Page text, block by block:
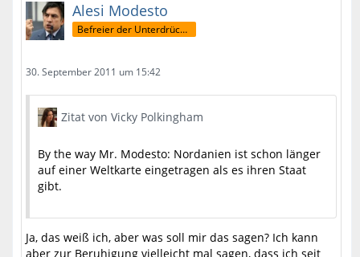
Alesi Modesto
Befreier der Unterdrückten
30. September 2011 um 15:42
Zitat von Vicky Polkingham
By the way Mr. Modesto: Nordanien ist schon länger
auf einer Weltkarte eingetragen als es ihren Staat
gibt.
Ja, das weiß ich, aber was soll mir das sagen? Ich kann
aber zur Beruhigung vielleicht mal sagen, dass ich seit